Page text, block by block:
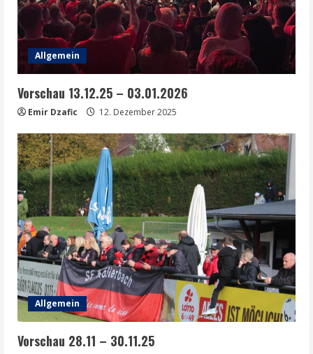
Allgemein
Vorschau 13.12.25 – 03.01.2026
Emir Dzafic 12. Dezember 2025
Allgemein
Vorschau 28.11 – 30.11.25